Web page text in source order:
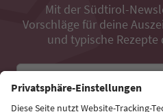
Mit der Südtirol-
Vorschläge für deine
und typische